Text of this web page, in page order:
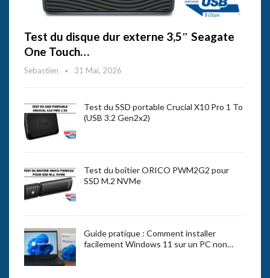
Test du disque dur externe 3,5″ Seagate
One Touch…
Sebastien 31 Mai, 2026
Test du SSD portable Crucial X10 Pro 1 To
(USB 3.2 Gen2x2)
Test du boîtier ORICO PWM2G2 pour
SSD M.2 NVMe
Guide pratique : Comment installer
facilement Windows 11 sur un PC non…